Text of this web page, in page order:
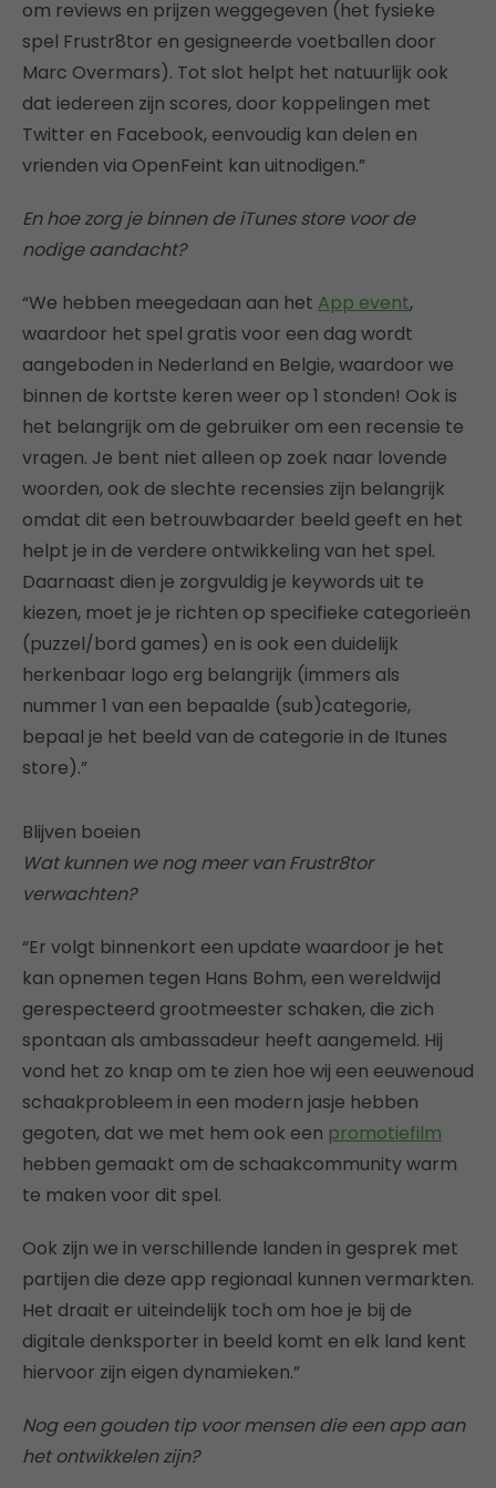
om reviews en prijzen weggegeven (het fysieke
spel Frustr8tor en gesigneerde voetballen door
Marc Overmars). Tot slot helpt het natuurlijk ook
dat iedereen zijn scores, door koppelingen met
Twitter en Facebook, eenvoudig kan delen en
vrienden via OpenFeint kan uitnodigen.”
En hoe zorg je binnen de iTunes store voor de
nodige aandacht?
“We hebben meegedaan aan het App event,
waardoor het spel gratis voor een dag wordt
aangeboden in Nederland en Belgie, waardoor we
binnen de kortste keren weer op 1 stonden! Ook is
het belangrijk om de gebruiker om een recensie te
vragen. Je bent niet alleen op zoek naar lovende
woorden, ook de slechte recensies zijn belangrijk
omdat dit een betrouwbaarder beeld geeft en het
helpt je in de verdere ontwikkeling van het spel.
Daarnaast dien je zorgvuldig je keywords uit te
kiezen, moet je je richten op specifieke categorieën
(puzzel/bord games) en is ook een duidelijk
herkenbaar logo erg belangrijk (immers als
nummer 1 van een bepaalde (sub)categorie,
bepaal je het beeld van de categorie in de Itunes
store).”
Blijven boeien
Wat kunnen we nog meer van Frustr8tor
verwachten?
“Er volgt binnenkort een update waardoor je het
kan opnemen tegen Hans Bohm, een wereldwijd
gerespecteerd grootmeester schaken, die zich
spontaan als ambassadeur heeft aangemeld. Hij
vond het zo knap om te zien hoe wij een eeuwenoud
schaakprobleem in een modern jasje hebben
gegoten, dat we met hem ook een promotiefilm
hebben gemaakt om de schaakcommunity warm
te maken voor dit spel.
Ook zijn we in verschillende landen in gesprek met
partijen die deze app regionaal kunnen vermarkten.
Het draait er uiteindelijk toch om hoe je bij de
digitale denksporter in beeld komt en elk land kent
hiervoor zijn eigen dynamieken.”
Nog een gouden tip voor mensen die een app aan
het ontwikkelen zijn?